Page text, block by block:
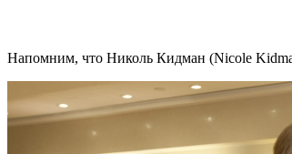
Напомним, что Николь Кидман (Nicole